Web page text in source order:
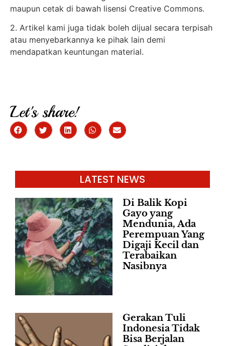
maupun cetak di bawah lisensi Creative Commons.
2. Artikel kami juga tidak boleh dijual secara terpisah
atau menyebarkannya ke pihak lain demi
mendapatkan keuntungan material.
Let's share!
LATEST NEWS
Di Balik Kopi
Gayo yang
Mendunia, Ada
Perempuan Yang
Digaji Kecil dan
Terabaikan
Nasibnya
Gerakan Tuli
Indonesia Tidak
Bisa Berjalan